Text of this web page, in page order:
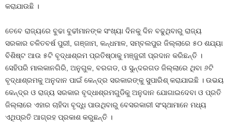
କରାଯାଉଛି ।
ତେବେ ରାଜ୍ୟରେ ବୁଢା ବୁଢୀମାନଙ୍କ ସଂଖ୍ୟା ଦିନକୁ ଦିନ ବଢୁଥିବାରୁ ରାଜ୍ୟ
ସରକାର ଚଳିତବର୍ଷ ପୁରୀ, ଗଞ୍ଜାମ, କନ୍ଧମାଳ, ସମ୍ବଲପୁର ଜିଲ୍ଲାରେ ୫୦ ଶଯ୍ୟା
ବିଶିଷ୍ଟ ଆଉ ୫ଟି ବୃଦ୍ଧାଶ୍ରମ ପ୍ରତିଷ୍ଠାକୁ ମଞ୍ଜୁରୀ ପ୍ରଦାନ କରିଛନ୍ତି ।
ସେହିପରି ମାଲକାନଗିରି, ଅନୁଗୁଳ, ବରଗଡ, ଓ ସୁନ୍ଦରଗଡ ଜିଲ୍ଲାରେ ଥିବା ୬ଟି
ବୃଦ୍ଧାଶ୍ରମକୁ ଅନୁଦାନ ପାଇଁ କେନ୍ଦ୍ର ସରକାରଙ୍କୁ ସୁପାରିଶ୍‍ କରାଯାଇଛି । ଉଭୟ
କେନ୍ଦ୍ର ଓ ରାଜ୍ୟ ସରକାର ବୃଦ୍ଧାଶ୍ରମଗୁଡିକୁ ଅନୁଦାନ ଯୋଗାଇଦେବା ଓ ପ୍ରତି
ଜିଲ୍ଲାରେ ଏହାର ଚାହିଦା ବୃଦ୍ଧି ପାଉଥିବାରୁ ବେସରକାରୀ ସଂସ୍ଥାମାନେ ମଧ୍ୟ
ଏଥିପ୍ରତି ଆଗ୍ରହ ପ୍ରକାଶ କରୁଛନ୍ତି ।